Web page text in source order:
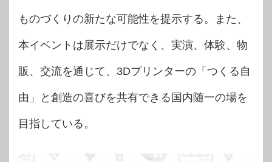
ものづくりの新たな可能性を提示する。また、
本イベントは展示だけでなく、実演、体験、物
販、交流を通じて、3Dプリンターの「つくる自
由」と創造の喜びを共有できる国内随一の場を
目指している。